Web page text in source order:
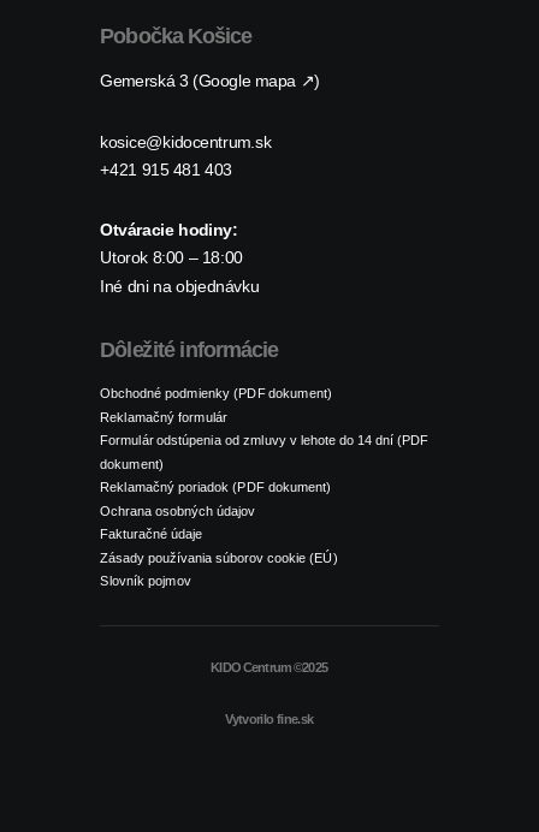
Pobočka Košice
Gemerská 3 (Google mapa ↗)
kosice@kidocentrum.sk
+421 915 481 403
Otváracie hodiny:
Utorok 8:00 – 18:00
Iné dni na objednávku
Dôležité informácie
Obchodné podmienky (PDF dokument)
Reklamačný formulár
Formulár odstúpenia od zmluvy v lehote do 14 dní (PDF
dokument)
Reklamačný poriadok (PDF dokument)
Ochrana osobných údajov
Fakturačné údaje
Zásady používania súborov cookie (EÚ)
Slovník pojmov
KIDO Centrum ©2025
Vytvorilo fine.sk